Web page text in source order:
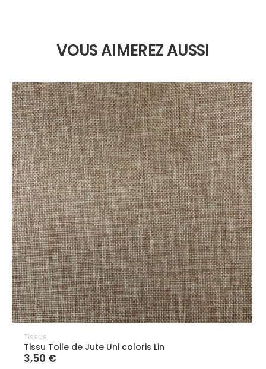
VOUS AIMEREZ AUSSI
Tissus
Tissu Toile de Jute Uni coloris Lin
3,50 €